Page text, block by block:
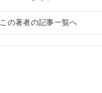
この著者の記事一覧へ